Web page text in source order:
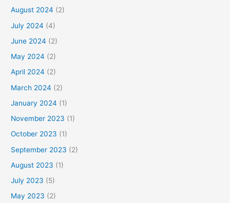
August 2024 (2)
July 2024 (4)
June 2024 (2)
May 2024 (2)
April 2024 (2)
March 2024 (2)
January 2024 (1)
November 2023 (1)
October 2023 (1)
September 2023 (2)
August 2023 (1)
July 2023 (5)
May 2023 (2)